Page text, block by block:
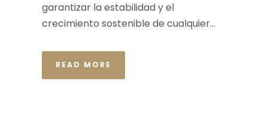
garantizar la estabilidad y el
crecimiento sostenible de cualquier...
READ MORE